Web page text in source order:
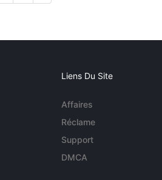
Liens Du Site
Affaires
Réclame
Support
DMCA